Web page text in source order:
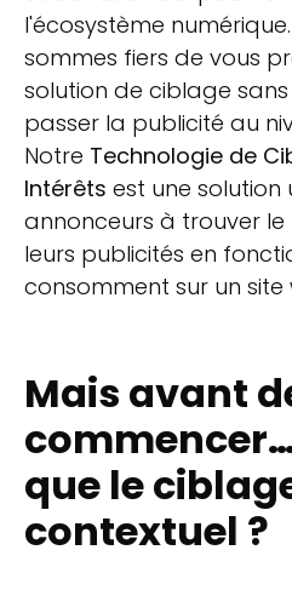
l'écosystème
sommes fiers de vous
solution de ciblage
passer la publicité au
Notre Technologie de
Intérêts est une solution
annonceurs à trouver
leurs publicités en
consomment sur un site
Mais avant
que le
contextuel ?